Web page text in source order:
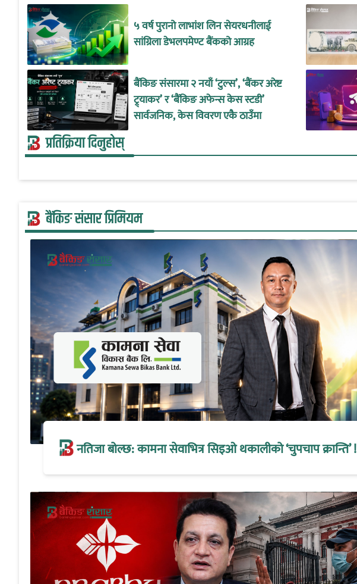
५ वर्ष पुरानो लाभांश लिन सेयरधनीलाई
सांग्रिला डेभलपमेण्ट बैंकको आग्रह
बैंकिङ संसारमा २ नयाँ ‘टुल्स’, ‘बैंकर अरेष्ट
ट्र्याकर’ र ‘बैंकिङ अफेन्स केस स्टडी’
सार्वजनिक, केस विवरण एकै ठाउँमा
प्रतिक्रिया दिनुहोस्
बैंकिङ संसार प्रिमियम
नतिजा बोल्छ: कामना सेवाभित्र सिइओ थकालीको ‘चुपचाप क्रान्ति’ !